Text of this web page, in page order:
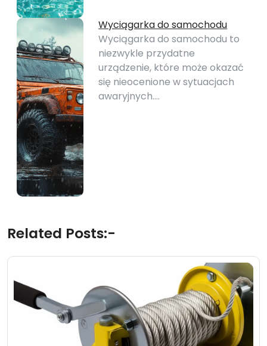
Wyciągarka do samochodu
Wyciągarka do samochodu to
niezwykle przydatne
urządzenie, które może okazać
się nieocenione w sytuacjach
awaryjnych.…
Related Posts:-